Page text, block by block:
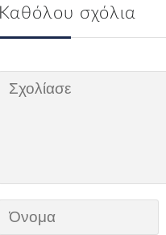
Καθόλου σχόλια